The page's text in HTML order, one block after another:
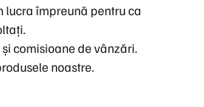
lucra împreună pentru ca
comisioane de vânzări.
noastre.